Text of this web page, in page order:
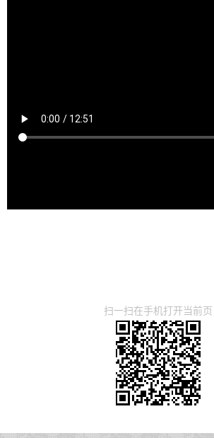
扫一扫在手机打开当前页